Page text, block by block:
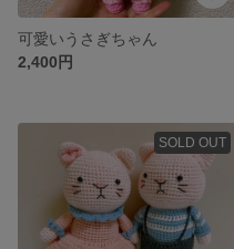
可愛いうさぎちゃん
2,400円
SOLD OUT